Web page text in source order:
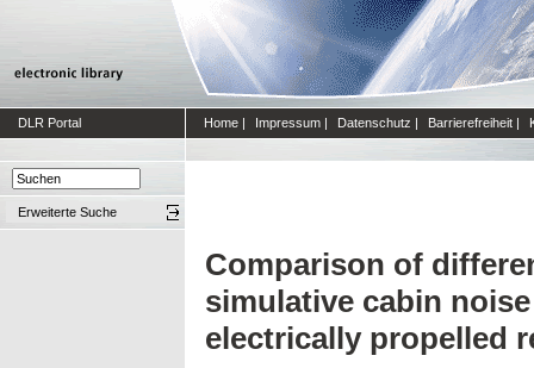
DLR Portal Home | Impressum | Datenschutz | Barrierefreiheit |
Erweiterte Suche
Comparison of
simulative cabin
electrically propelled